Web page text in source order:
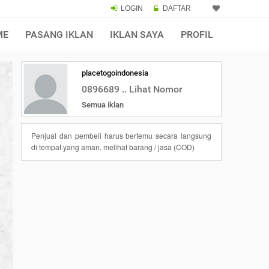
LOGIN DAFTAR
PASANG IKLAN IKLAN SAYA PROFIL
placetogoindonesia
0896689 .. Lihat Nomor
Semua iklan
Penjual dan pembeli harus bertemu secara langsung
di tempat yang aman, melihat barang / jasa (COD)